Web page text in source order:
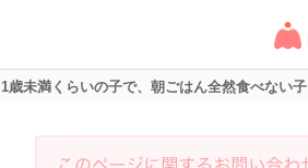
リ・
1歳未満くらいの子で、朝ごはん全然食べない